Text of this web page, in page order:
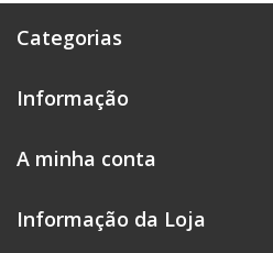
Categorias
Informação
A minha conta
Informação da Loja